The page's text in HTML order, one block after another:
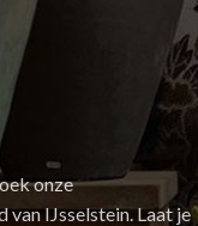
onze
IJsselstein. Laat je